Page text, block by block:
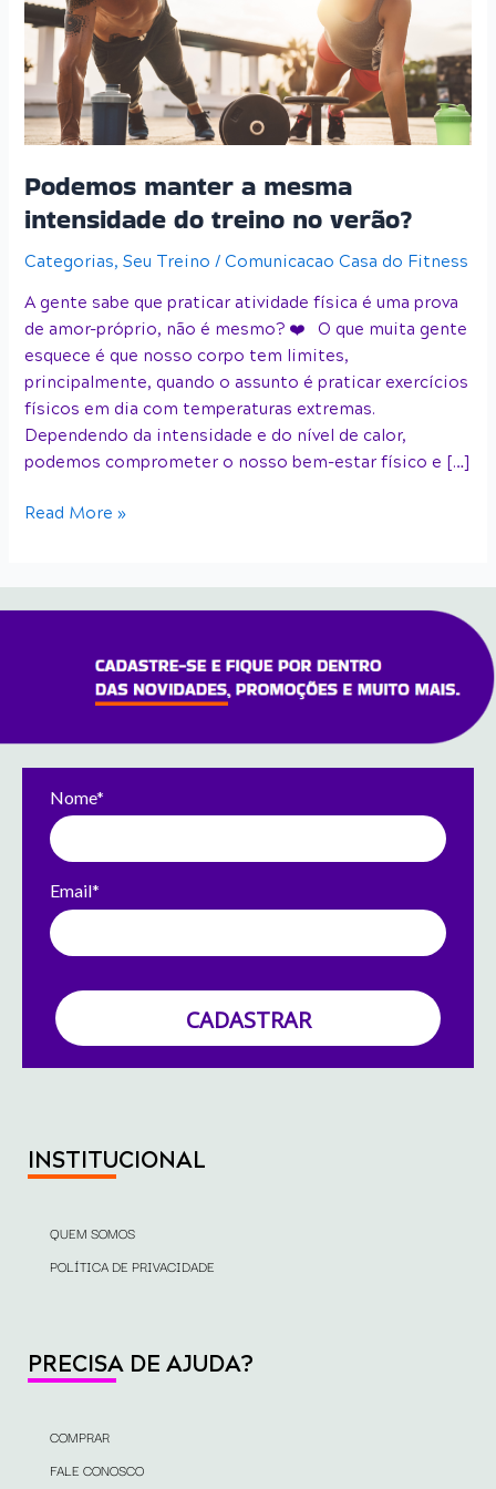
Podemos manter a mesma
intensidade do treino no verão?
Categorias,Seu Treino /Comunicacao Casa do Fitness
A gente sabe que praticar atividade física é uma prova
de amor-próprio, não é mesmo? ️❤️ O que muita gente
esquece é que nosso corpo tem limites,
principalmente, quando o assunto é praticar exercícios
físicos em dia com temperaturas extremas.
Dependendo da intensidade e do nível de calor,
podemos comprometer o nosso bem-estar físico e […]
intensidade
treino
no
verão?
Read More »
Nome*
Email*
CADASTRAR
INSTITUCIONAL
QUEM SOMOS
POLÍTICA DE PRIVACIDADE
PRECISA DE AJUDA?
COMPRAR
FALE CONOSCO